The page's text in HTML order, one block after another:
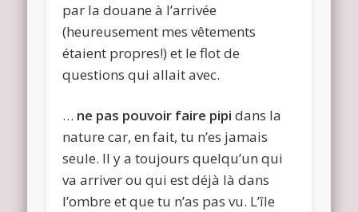
par la douane à l’arrivée
(heureusement mes vêtements
étaient propres!) et le flot de
questions qui allait avec.
… ne pas pouvoir faire pipi dans la
nature car, en fait, tu n’es jamais
seule. Il y a toujours quelqu’un qui
va arriver ou qui est déjà là dans
l’ombre et que tu n’as pas vu. L’île